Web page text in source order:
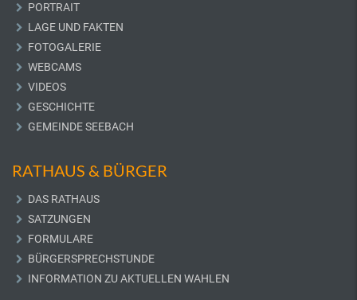
PORTRAIT
LAGE UND FAKTEN
FOTOGALERIE
WEBCAMS
VIDEOS
GESCHICHTE
GEMEINDE SEEBACH
RATHAUS & BÜRGER
DAS RATHAUS
SATZUNGEN
FORMULARE
BÜRGERSPRECHSTUNDE
INFORMATION ZU AKTUELLEN WAHLEN